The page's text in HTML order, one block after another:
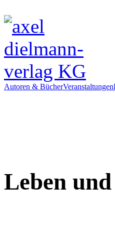
Autoren & BücherVeranstaltungen
Leben und